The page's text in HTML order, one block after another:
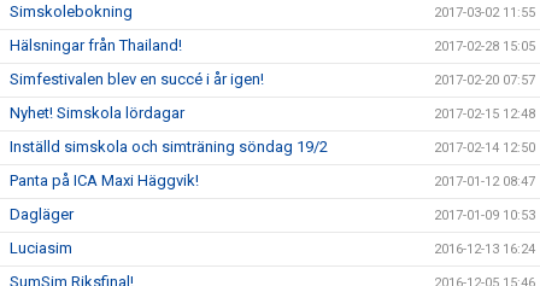
Simskolebokning 2017-03-02 11:55
Hälsningar från Thailand! 2017-02-28 15:05
Simfestivalen blev en succé i år igen! 2017-02-20 07:57
Nyhet! Simskola lördagar 2017-02-15 12:48
Inställd simskola och simträning söndag 19/2 2017-02-14 12:50
Panta på ICA Maxi Häggvik! 2017-01-12 08:47
Dagläger 2017-01-09 10:53
Luciasim 2016-12-13 16:24
SumSim Riksfinal! 2016-12-05 15:46